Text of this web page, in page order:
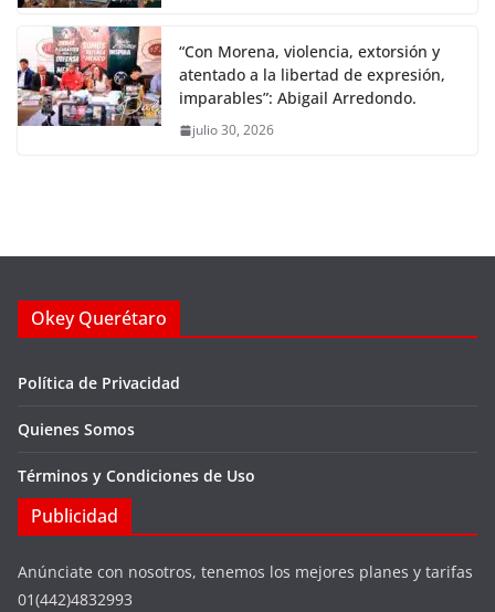
“Con Morena, violencia, extorsión y
atentado a la libertad de expresión,
imparables”: Abigail Arredondo.
julio 30, 2026
Okey Querétaro
Política de Privacidad
Quienes Somos
Términos y Condiciones de Uso
Publicidad
Anúnciate con nosotros, tenemos los mejores planes y tarifas
01(442)4832993